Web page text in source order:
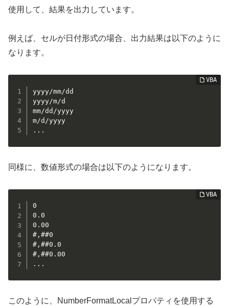
使用して、結果を出力しています。
例えば、セルが日付形式の場合、出力結果は以下のように
なります。
yyyy/mm/dd
yyyy/m/d
mm/dd/yyyy
m/d/yyyy
...
同様に、数値形式の場合は以下のようになります。
0
0.0
0.00
#,##0
#,##0.0
#,##0.00
...
このように、NumberFormatLocalプロパティを使用する